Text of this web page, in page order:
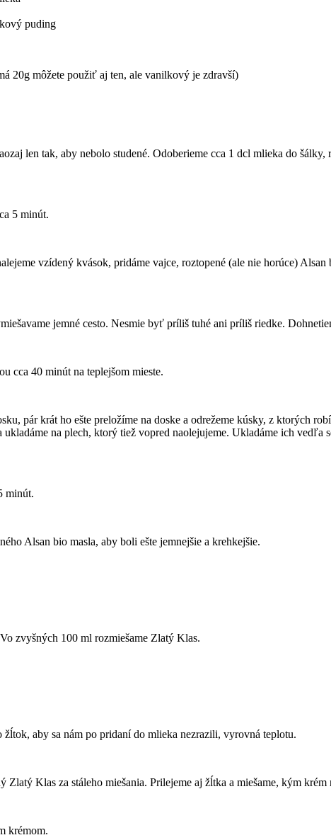
puding
20g môžete použiť aj ten, ale vanilkový je zdravší)
len tak, aby nebolo studené. Odoberieme cca 1 dcl mlieka do
5 minút.
vzídený kvások, pridáme vajce, roztopené (ale nie horúce)
jemné cesto. Nesmie byť príliš tuhé ani príliš riedke.
cca 40 minút na teplejšom mieste.
pár krát ho ešte preložíme na doske a odrežeme kúsky, z ktorých
na plech, ktorý tiež vopred naolejujeme. Ukladáme ich vedľa
minút.
Alsan bio masla, aby boli ešte jemnejšie a krehkejšie.
zvyšných 100 ml rozmiešame Zlatý Klas.
aby sa nám po pridaní do mlieka nezrazili, vyrovná teplotu.
Klas za stáleho miešania. Prilejeme aj žĺtka a miešame, kým
krémom.